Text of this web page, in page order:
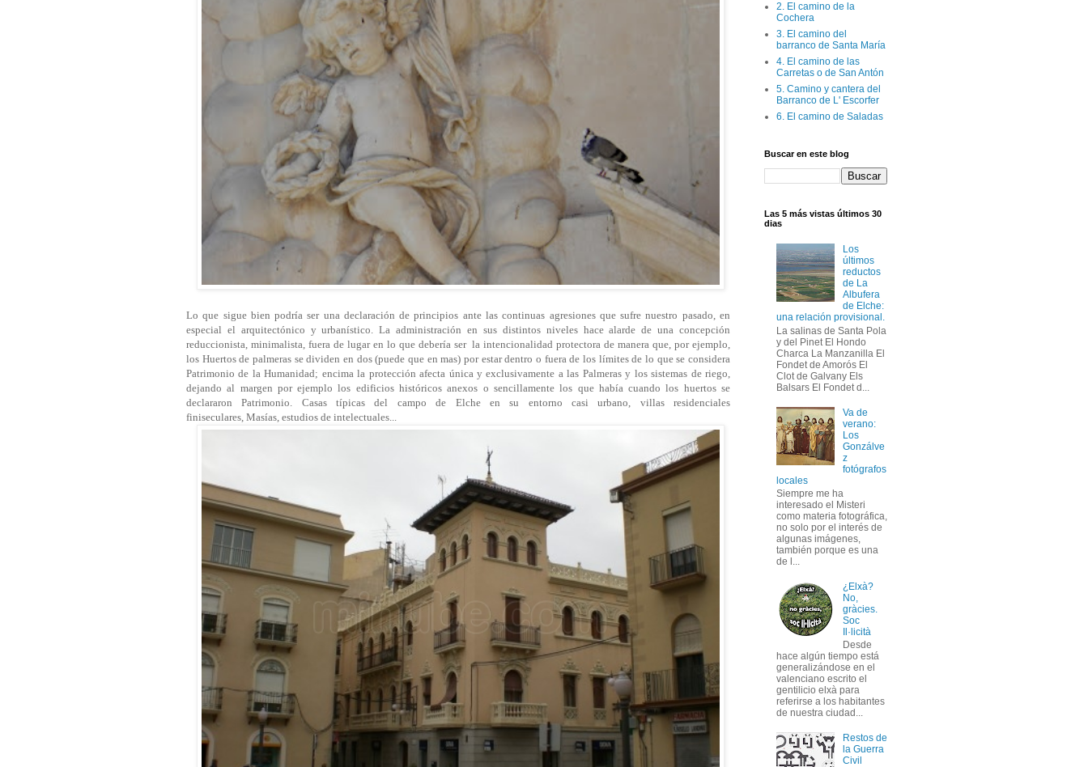
Lo que sigue bien podría ser una declaración de principios ante las continuas agresiones que sufre nuestro pasado, en
especial el arquitectónico y urbanístico. La administración en sus distintos niveles hace alarde de una concepción
reduccionista, minimalista, fuera de lugar en lo que debería ser la intencionalidad protectora de manera que, por ejemplo,
los Huertos de palmeras se dividen en dos (puede que en mas) por estar dentro o fuera de los límites de lo que se considera
Patrimonio de la Humanidad; encima la protección afecta única y exclusivamente a las Palmeras y los sistemas de riego,
dejando al margen por ejemplo los edificios históricos anexos o sencillamente los que había cuando los huertos se
declararon Patrimonio. Casas típicas del campo de Elche en su entorno casi urbano, villas residenciales
finiseculares, Masías, estudios de intelectuales...
2. El camino de la
Cochera
3. El camino del
barranco de Santa María
4. El camino de las
Carretas o de San Antón
5. Camino y cantera del
Barranco de L' Escorfer
6. El camino de Saladas
Buscar en este blog
Las 5 más vistas últimos 30
dias
Los
últimos
reductos
de La
Albufera
de Elche:
una relación provisional.
La salinas de Santa Pola
y del Pinet El Hondo
Charca La Manzanilla El
Fondet de Amorós El
Clot de Galvany Els
Balsars El Fondet d...
Va de
verano:
Los
Gonzálve
z
fotógrafos
locales
Siempre me ha
interesado el Misteri
como materia fotográfica,
no solo por el interés de
algunas imágenes,
también porque es una
de l...
¿Elxà?
No,
gràcies.
Soc
Il·licità
Desde
hace algún tiempo está
generalizándose en el
valenciano escrito el
gentilicio elxà para
referirse a los habitantes
de nuestra ciudad...
Restos de
la Guerra
Civil